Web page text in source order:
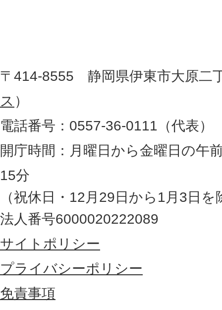
地
図
。
静
岡
県
の
最
東
部
に
位
置
所
〒414-8555 静岡県伊東市大原二
ス ）
電話番号：0557-36-0111（代表）
開庁時間：月曜日から金曜日の午
15分
（祝休日・12月29日から1月3日を
法人番号6000020222089
サイトポリシー
プライバシーポリシー
免責事項